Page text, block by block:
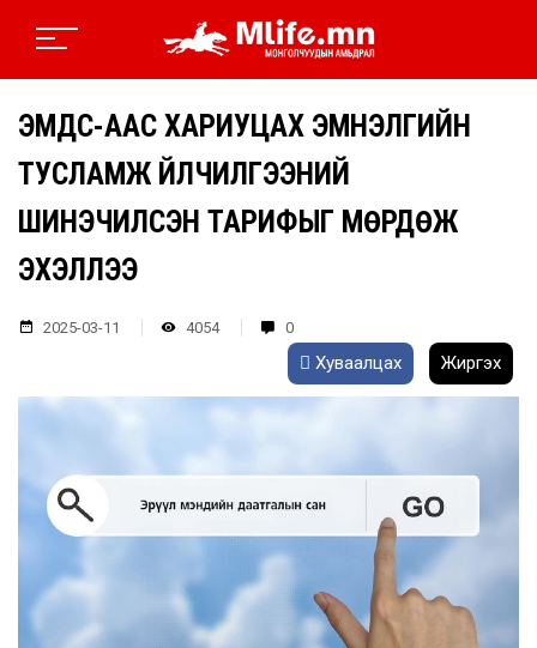
ЭМДС-ААС ХАРИУЦАХ ЭМНЭЛГИЙН
ТУСЛАМЖ ҮЙЛЧИЛГЭЭНИЙ
ШИНЭЧИЛСЭН ТАРИФЫГ МӨРДӨЖ
ЭХЭЛЛЭЭ
2025-03-11 4054 0
Хуваалцах Жиргэх